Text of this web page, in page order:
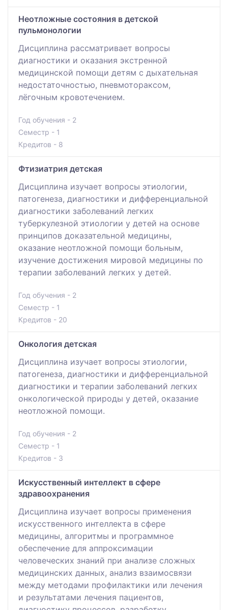
Неотложные состояния в детской
пульмонологии
Дисциплина рассматривает вопросы
диагностики и оказания экстренной
медицинской помощи детям с дыхательная
недостаточностью, пневмотораксом,
лёгочным кровотечением.
Год обучения - 2
Семестр - 1
Кредитов - 8
Фтизиатрия детская
Дисциплина изучает вопросы этиологии,
патогенеза, диагностики и дифференциальной
диагностики заболеваний легких
туберкулезной этиологии у детей на основе
принципов доказательной медицины,
оказание неотложной помощи больным,
изучение достижения мировой медицины по
терапии заболеваний легких у детей.
Год обучения - 2
Семестр - 1
Кредитов - 20
Онкология детская
Дисциплина изучает вопросы этиологии,
патогенеза, диагностики и дифференциальной
диагностики и терапии заболеваний легких
онкологической природы у детей, оказание
неотложной помощи.
Год обучения - 2
Семестр - 1
Кредитов - 3
Искусственный интеллект в сфере
здравоохранения
Дисциплина изучает вопросы применения
искусственного интеллекта в сфере
медицины, алгоритмы и программное
обеспечение для аппроксимации
человеческих знаний при анализе сложных
медицинских данных, анализ взаимосвязи
между методами профилактики или лечения
и результатами лечения пациентов,